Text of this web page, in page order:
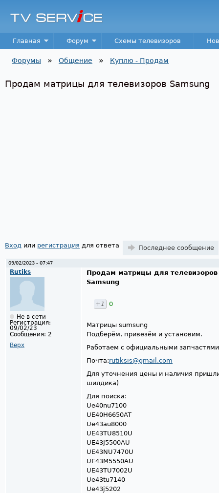
TV
Service
Main menu
Главная Форум Схемы телевизоров
Форумы » Общение » Куплю - Продам
Продам матрицы для телевизоров Samsung
Вход или регистрация для ответа Последнее сообщение
09/02/2023 - 07:47
Rutiks
Не в сети
Регистрация:
09/02/23
Сообщения: 2
Верх
Продам матрицы для телевизоров
Samsung
+1 0
Матрицы sumsung
Подберём, привезём и установим.
Работаем с официальными
Почта:rutiksis@gmail.com
Для уточнения цены и наличия
шилдика)
Для поиска:
Ue40nu7100
UE40H6650AT
Ue43au8000
UE43TU8510U
UE43J5500AU
UE43NU7470U
UE43M5550AU
UE43TU7002U
Ue43tu7140
Ue43j5202